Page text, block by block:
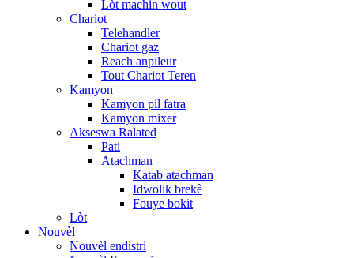
Lòt machin wout
Chariot
Telehandler
Chariot gaz
Reach anpileur
Tout Chariot Teren
Kamyon
Kamyon pil fatra
Kamyon mixer
Akseswa Ralated
Pati
Atachman
Katab atachman
Idwolik brekè
Fouye bokit
Lòt
Nouvèl
Nouvèl endistri